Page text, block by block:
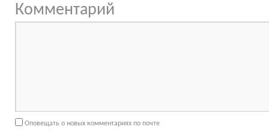
Комментарий
Оповещать о новых комментариях по почте